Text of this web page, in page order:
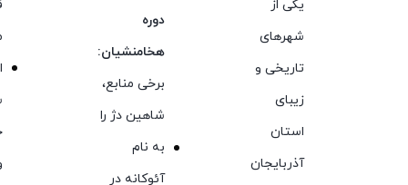
یکی از
شهرهای
تاریخی و
زیبای
استان
آذربایجان
دوره
هخامنشیان:
برخی منابع،
شاهین دژ را
به نام
آئوکانه در